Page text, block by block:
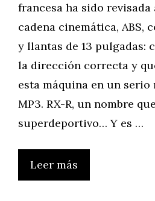
francesa ha sido revisada
cadena cinemática, ABS,
y llantas de 13 pulgadas:
la dirección correcta y
esta máquina en un
MP3. RX-R, un nombre
superdeportivo… Y es …
Leer más